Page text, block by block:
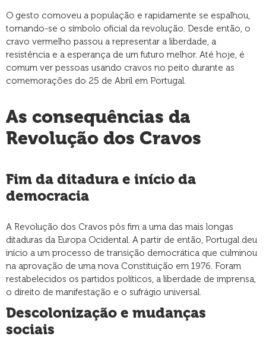
O gesto comoveu a população e rapidamente se espalhou,
tornando-se o símbolo oficial da revolução. Desde então, o
cravo vermelho passou a representar a liberdade, a
resistência e a esperança de um futuro melhor. Até hoje, é
comum ver pessoas usando cravos no peito durante as
comemorações do 25 de Abril em Portugal.
As consequências da
Revolução dos Cravos
Fim da ditadura e início da
democracia
A Revolução dos Cravos pôs fim a uma das mais longas
ditaduras da Europa Ocidental. A partir de então, Portugal deu
início a um processo de transição democrática que culminou
na aprovação de uma nova Constituição em 1976. Foram
restabelecidos os partidos políticos, a liberdade de imprensa,
o direito de manifestação e o sufrágio universal.
Descolonização e mudanças
sociais